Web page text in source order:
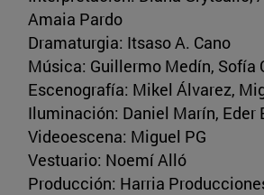
Amaia Pardo
Dramaturgia: Itsaso A. Cano
Música: Guillermo Medín, Sofía
Escenografía: Mikel Álvarez,
Iluminación: Daniel Marín, Eder
Videoescena: Miguel PG
Vestuario: Noemí Alló
Producción: Harria